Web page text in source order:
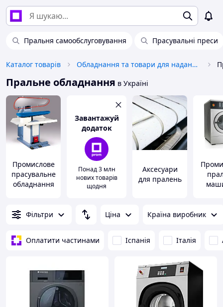
Пральня самообслуговування Прасувальні преси
Каталог товарів Обладнання та товари для надання послуг
Пральне обладнання в Україні
Промислове
прасувальне
обладнання
Завантажуй
додаток
Понад 3 млн
нових товарів
щодня
Аксесуари
для пралень
Фільтри Ціна Країна виробник
Оплатити частинами Іспанія Італія